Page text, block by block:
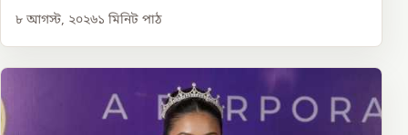
৮ আগস্ট, ২০২৬১ মিনিট পাঠ